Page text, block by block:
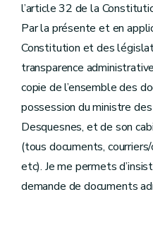
l’article 32 de la
Par la présente et en
Constitution et des
transparence
copie de l’ensemble des
possession du ministre
Desquesnes, et de son
(tous documents,
etc). Je me permets
demande de documents